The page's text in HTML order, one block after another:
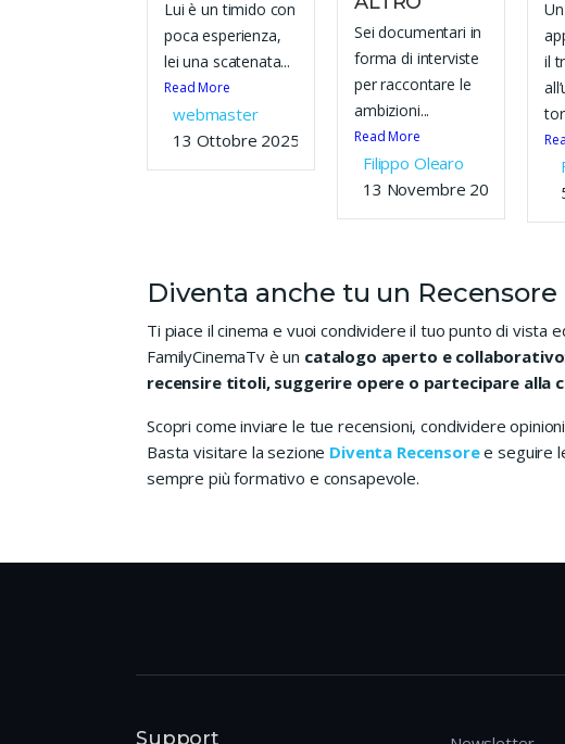
Lui è un timido con
poca esperienza,
lei una scatenata...
Read More
webmaster
13 Ottobre 2025
Sei documentari in
forma di interviste
per raccontare le
ambizioni...
Read More
Filippo Olearo
13 Novembre 2023
il
Diventa anche tu un
Ti piace il cinema e vuoi condividere il tuo punto di vista
FamilyCinemaTv è un catalogo aperto e collaborativo
recensire titoli, suggerire opere o partecipare alla
Scopri come inviare le tue recensioni, condividere
Basta visitare la sezione Diventa Recensoree seguire
sempre più formativo e consapevole.
Support